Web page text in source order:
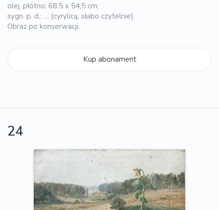
olej, płótno; 68,5 x 54,5 cm;
sygn. p. d.: … (cyrylicą, słabo czytelnie).
Obraz po konserwacji.
Kup abonament
24